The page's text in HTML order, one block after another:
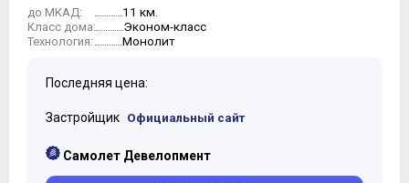
до МКАД: 11 км.
Класс дома: Эконом-класс
Технология: Монолит
Последняя цена:
Застройщик Официальный сайт
Самолет Девелопмент